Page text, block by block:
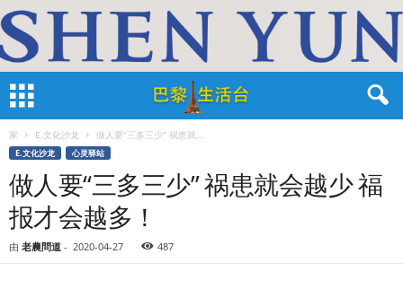
家 E.文化沙龙 做人要“三多三少” 祸患就...
E.文化沙龙 心灵驿站
做人要“三多三少” 祸患就会越少 福
报才会越多！
由 老農問道 - 2020-04-27 487